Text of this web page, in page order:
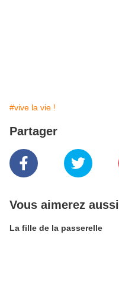
#vive la vie !
Partager
Vous aimerez aussi
La fille de la passerelle